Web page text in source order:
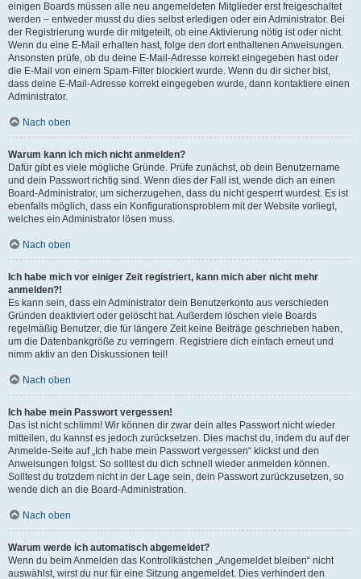
einigen Boards müssen alle neu angemeldeten Mitglieder erst freigeschaltet
werden – entweder musst du dies selbst erledigen oder ein Administrator. Bei
der Registrierung wurde dir mitgeteilt, ob eine Aktivierung nötig ist oder nicht.
Wenn du eine E-Mail erhalten hast, folge den dort enthaltenen Anweisungen.
Ansonsten prüfe, ob du deine E-Mail-Adresse korrekt eingegeben hast oder
die E-Mail von einem Spam-Filter blockiert wurde. Wenn du dir sicher bist,
dass deine E-Mail-Adresse korrekt eingegeben wurde, dann kontaktiere einen
Administrator.
Nach oben
Warum kann ich mich nicht anmelden?
Dafür gibt es viele mögliche Gründe. Prüfe zunächst, ob dein Benutzername
und dein Passwort richtig sind. Wenn dies der Fall ist, wende dich an einen
Board-Administrator, um sicherzugehen, dass du nicht gesperrt wurdest. Es ist
ebenfalls möglich, dass ein Konfigurationsproblem mit der Website vorliegt,
welches ein Administrator lösen muss.
Nach oben
Ich habe mich vor einiger Zeit registriert, kann mich aber nicht mehr
anmelden?!
Es kann sein, dass ein Administrator dein Benutzerkonto aus verschieden
Gründen deaktiviert oder gelöscht hat. Außerdem löschen viele Boards
regelmäßig Benutzer, die für längere Zeit keine Beiträge geschrieben haben,
um die Datenbankgröße zu verringern. Registriere dich einfach erneut und
nimm aktiv an den Diskussionen teil!
Nach oben
Ich habe mein Passwort vergessen!
Das ist nicht schlimm! Wir können dir zwar dein altes Passwort nicht wieder
mitteilen, du kannst es jedoch zurücksetzen. Dies machst du, indem du auf der
Anmelde-Seite auf „Ich habe mein Passwort vergessen“ klickst und den
Anweisungen folgst. So solltest du dich schnell wieder anmelden können.
Solltest du trotzdem nicht in der Lage sein, dein Passwort zurückzusetzen, so
wende dich an die Board-Administration.
Nach oben
Warum werde ich automatisch abgemeldet?
Wenn du beim Anmelden das Kontrollkästchen „Angemeldet bleiben“ nicht
auswählst, wirst du nur für eine Sitzung angemeldet. Dies verhindert den